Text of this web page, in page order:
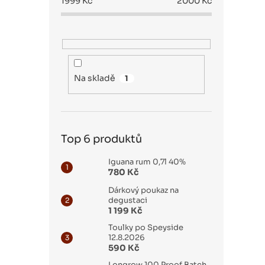
Na skladě 1
Top 6 produktů
Iguana rum 0,7l 40%
780 Kč
Dárkový poukaz na
degustaci
1 199 Kč
Toulky po Speyside
12.8.2026
590 Kč